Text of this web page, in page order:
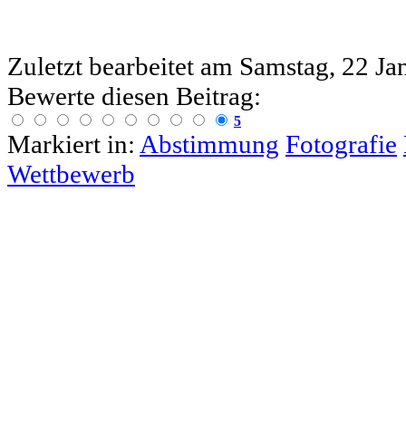
Zuletzt bearbeitet am Samstag, 22
Bewerte diesen Beitrag:
5
Markiert in: Abstimmung Fotografie
Wettbewerb